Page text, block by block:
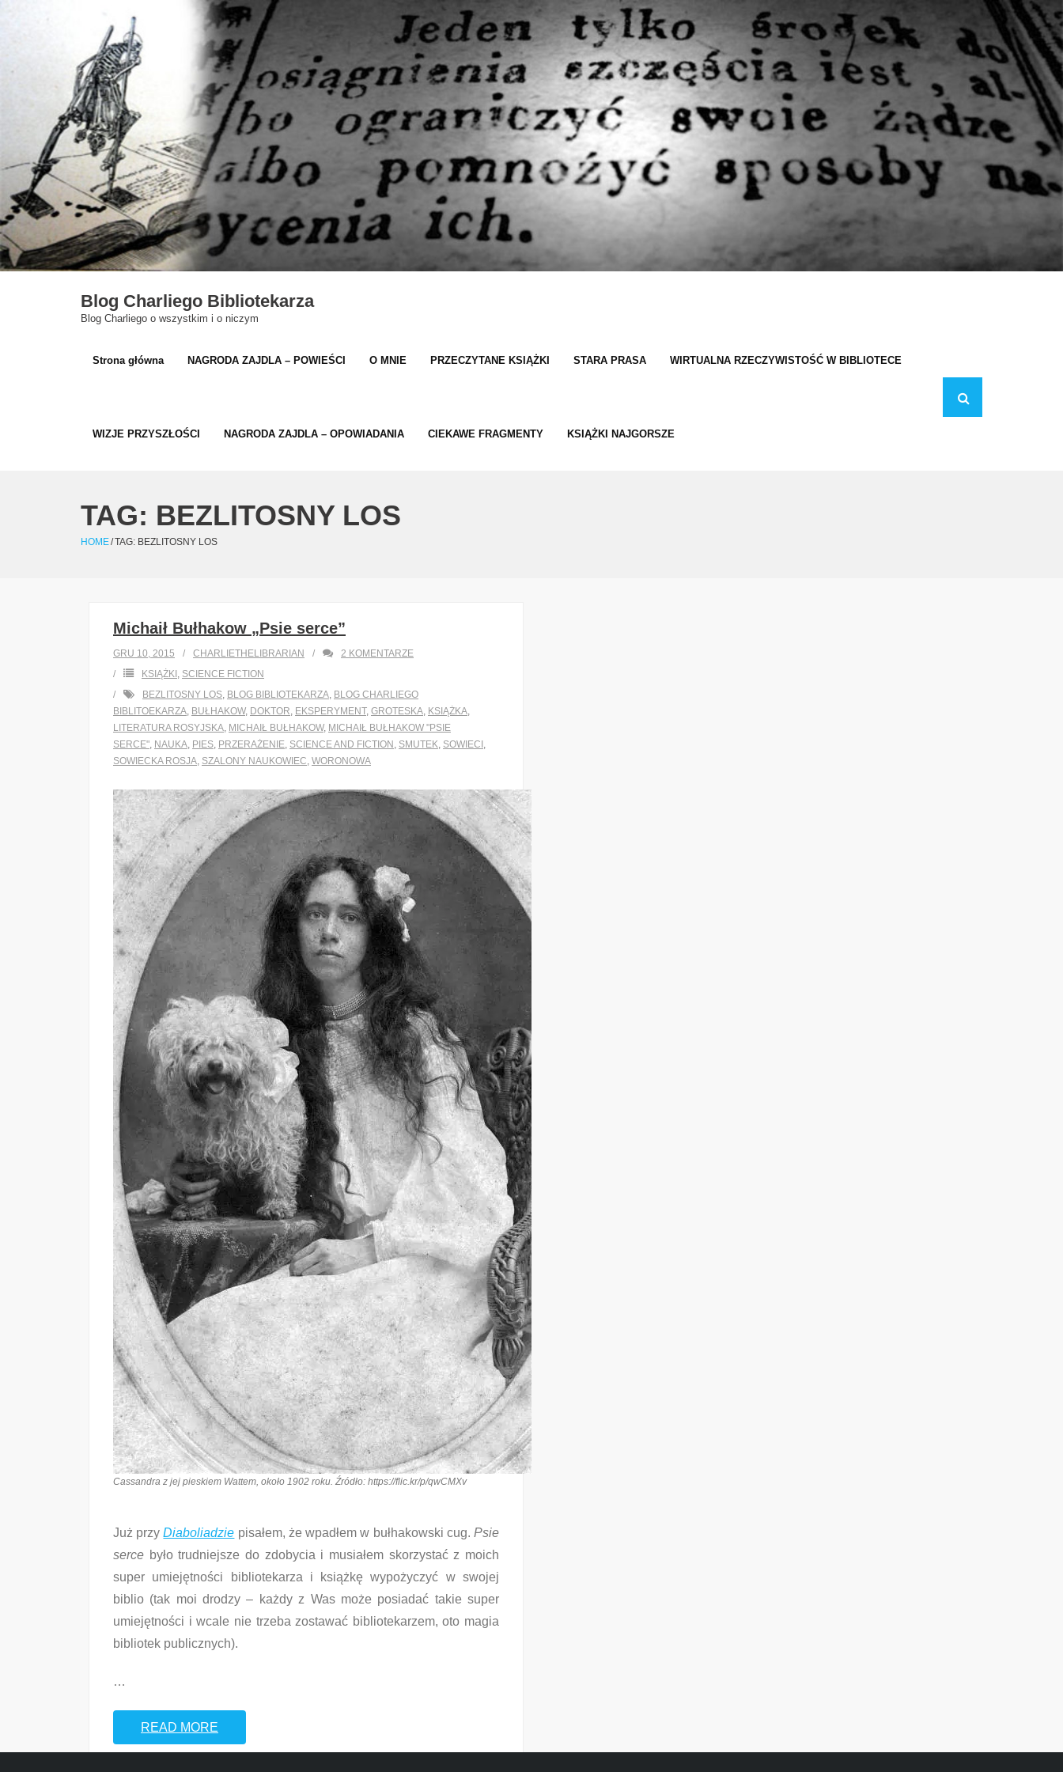
Blog Charliego Bibliotekarza
Blog Charliego o wszystkim i o niczym
Strona główna NAGRODA ZAJDLA – POWIEŚCI O MNIE PRZECZYTANE KSIĄŻKI STARA PRASA WIRTUALNA RZECZYWISTOŚĆ W BIBLIOTECE
WIZJE PRZYSZŁOŚCI NAGRODA ZAJDLA – OPOWIADANIA CIEKAWE FRAGMENTY KSIĄŻKI NAJGORSZE
TAG: BEZLITOSNY LOS
HOME/TAG: BEZLITOSNY LOS
Michaił Bułhakow „Psie serce”
GRU 10, 2015 CHARLIETHELIBRARIAN 2 KOMENTARZE
KSIĄŻKI SCIENCE FICTION
BEZLITOSNY LOS BLOG BIBLIOTEKARZA BLOG CHARLIEGO
BIBLITOEKARZA BUŁHAKOW, DOKTOR EKSPERYMENT, GROTESKA KSIĄŻKA
LITERATURA ROSYJSKA MICHAIŁ BUŁHAKOW, MICHAIŁ BUŁHAKOW "PSIE
SERCE" NAUKA PIES PRZERAŻENIE SCIENCE AND FICTION SMUTEK SOWIECI
SOWIECKA ROSJA SZALONY NAUKOWIEC WORONOWA
Cassandra z jej pieskiem Wattem, około 1902 roku. Źródło: https://flic.kr/p/qwCMXv
Już przyDiaboliadzie pisałem, że wpadłem w bułhakowski cug.Psie
serce było trudniejsze do zdobycia i musiałem skorzystać z moich
super umiejętności bibliotekarza i książkę wypożyczyć w swojej
biblio (tak moi drodzy – każdy z Was może posiadać takie super
umiejętności i wcale nie trzeba zostawać bibliotekarzem, oto magia
bibliotek publicznych).
…
READ MORE